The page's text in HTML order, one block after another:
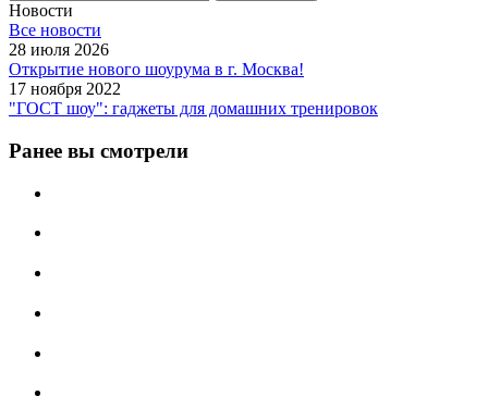
Новости
Все новости
28 июля 2026
Открытие нового шоурума в г. Москва!
17 ноября 2022
"ГОСТ шоу": гаджеты для домашних тренировок
Ранее вы смотрели